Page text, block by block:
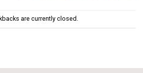
are currently closed.